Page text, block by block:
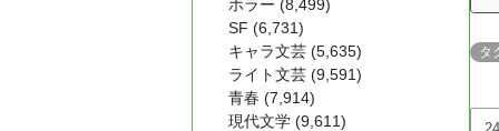
タ
ホラー (8,499)
SF (6,731)
キャラ文芸 (5,635)
ライト文芸 (9,591)
青春 (7,914)
現代文学 (9,611)